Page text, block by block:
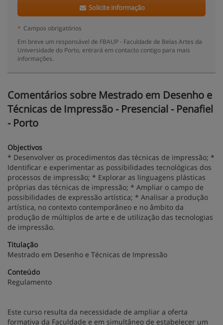
Solicite informação
* Campos obrigatórios
Em breve um responsável de FBAUP - Faculdade de Belas Artes da
Universidade do Porto, entrará em contacto contigo para mais
informações.
Comentários sobre Mestrado em Desenho e
Técnicas de Impressão - Presencial - Penafiel
- Porto
Objectivos
* Desenvolver os procedimentos das técnicas de impressão; *
Identificar e experimentar as possibilidades tecnológicas dos
processos de impressão; * Explorar as linguagens plásticas
próprias das técnicas de impressão; * Ampliar o campo de
possibilidades de expressão artística; * Analisar a produção
artística, no contexto contemporâneo e no âmbito da
produção de múltiplos de arte e de utilização das tecnologias
de impressão.
Titulação
Mestrado em Desenho e Técnicas de Impressão
Conteúdo
Regulamento
Este curso resulta da necessidade de ampliar a oferta
formativa da Faculdade e em simultâneo de estabelecer um